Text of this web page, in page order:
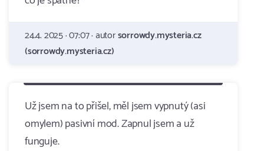
24.4. 2025 · 07:07 · autorsorrowdy.mysteria.cz
(sorrowdy.mysteria.cz)
Už jsem na to přišel, měl jsem vypnutý (asi
omylem) pasivní mod. Zapnul jsem a už
funguje.